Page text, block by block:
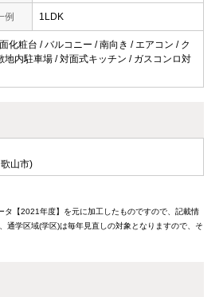
例 1LDK
化粧台 / バルコニー / 南向き / エアコン / ク
内駐車場 / 対面式キッチン / ガスコンロ対
山市)
【2021年度】を元に加工したものですので、記載情
通学区域(学区)は毎年見直しの対象となりますので、そ